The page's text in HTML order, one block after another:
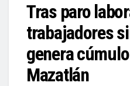
Tras paro
trabajadores
genera
Mazatlán